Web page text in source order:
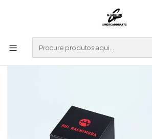
G-SHOCK
Rui Hashimura Collaboration Origin